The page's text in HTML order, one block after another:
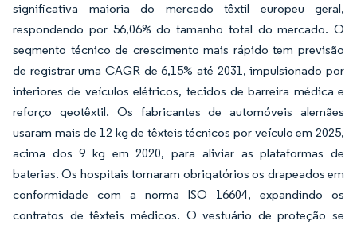
significativa maioria do mercado têxtil europeu geral,
respondendo por 56,06% do tamanho total do mercado. O
segmento técnico de crescimento mais rápido tem previsão
de registrar uma CAGR de 6,15% até 2031, impulsionado por
interiores de veículos elétricos, tecidos de barreira médica e
reforço geotêxtil. Os fabricantes de automóveis alemães
usaram mais de 12 kg de têxteis técnicos por veículo em 2025,
acima dos 9 kg em 2020, para aliviar as plataformas de
baterias. Os hospitais tornaram obrigatórios os drapeados em
conformidade com a norma ISO 16604, expandindo os
contratos de têxteis médicos. O vestuário de proteção se